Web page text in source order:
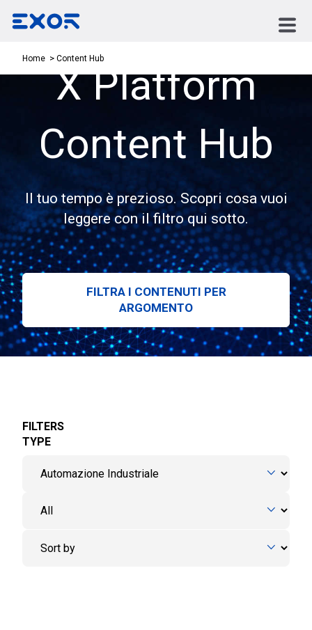
Home Content Hub
X Platform
Content Hub
Il tuo tempo è prezioso. Scopri cosa vuoi
leggere con il filtro qui sotto.
FILTRA I CONTENUTI PER
ARGOMENTO
FILTERS
TYPE